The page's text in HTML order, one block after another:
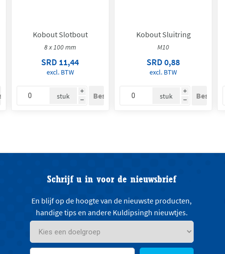
Kobout Slotbout
8 x 100 mm
SRD 11,44
excl. BTW
i
h
stuk
Kobout Sluitring
M10
SRD 0,88
excl. BTW
i
h
stuk
Schrijf u in voor de nieuwsbrief
En blijf op de hoogte van de nieuwste producten,
handige tips en andere Kuldipsingh nieuwtjes.